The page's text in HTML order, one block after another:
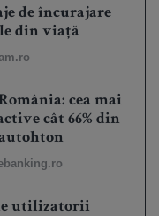
de încurajare
din viață
cea mai
cât 66% din
utilizatorii